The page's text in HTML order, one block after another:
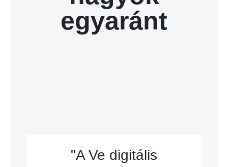
egyaránt
"A Ve digitális